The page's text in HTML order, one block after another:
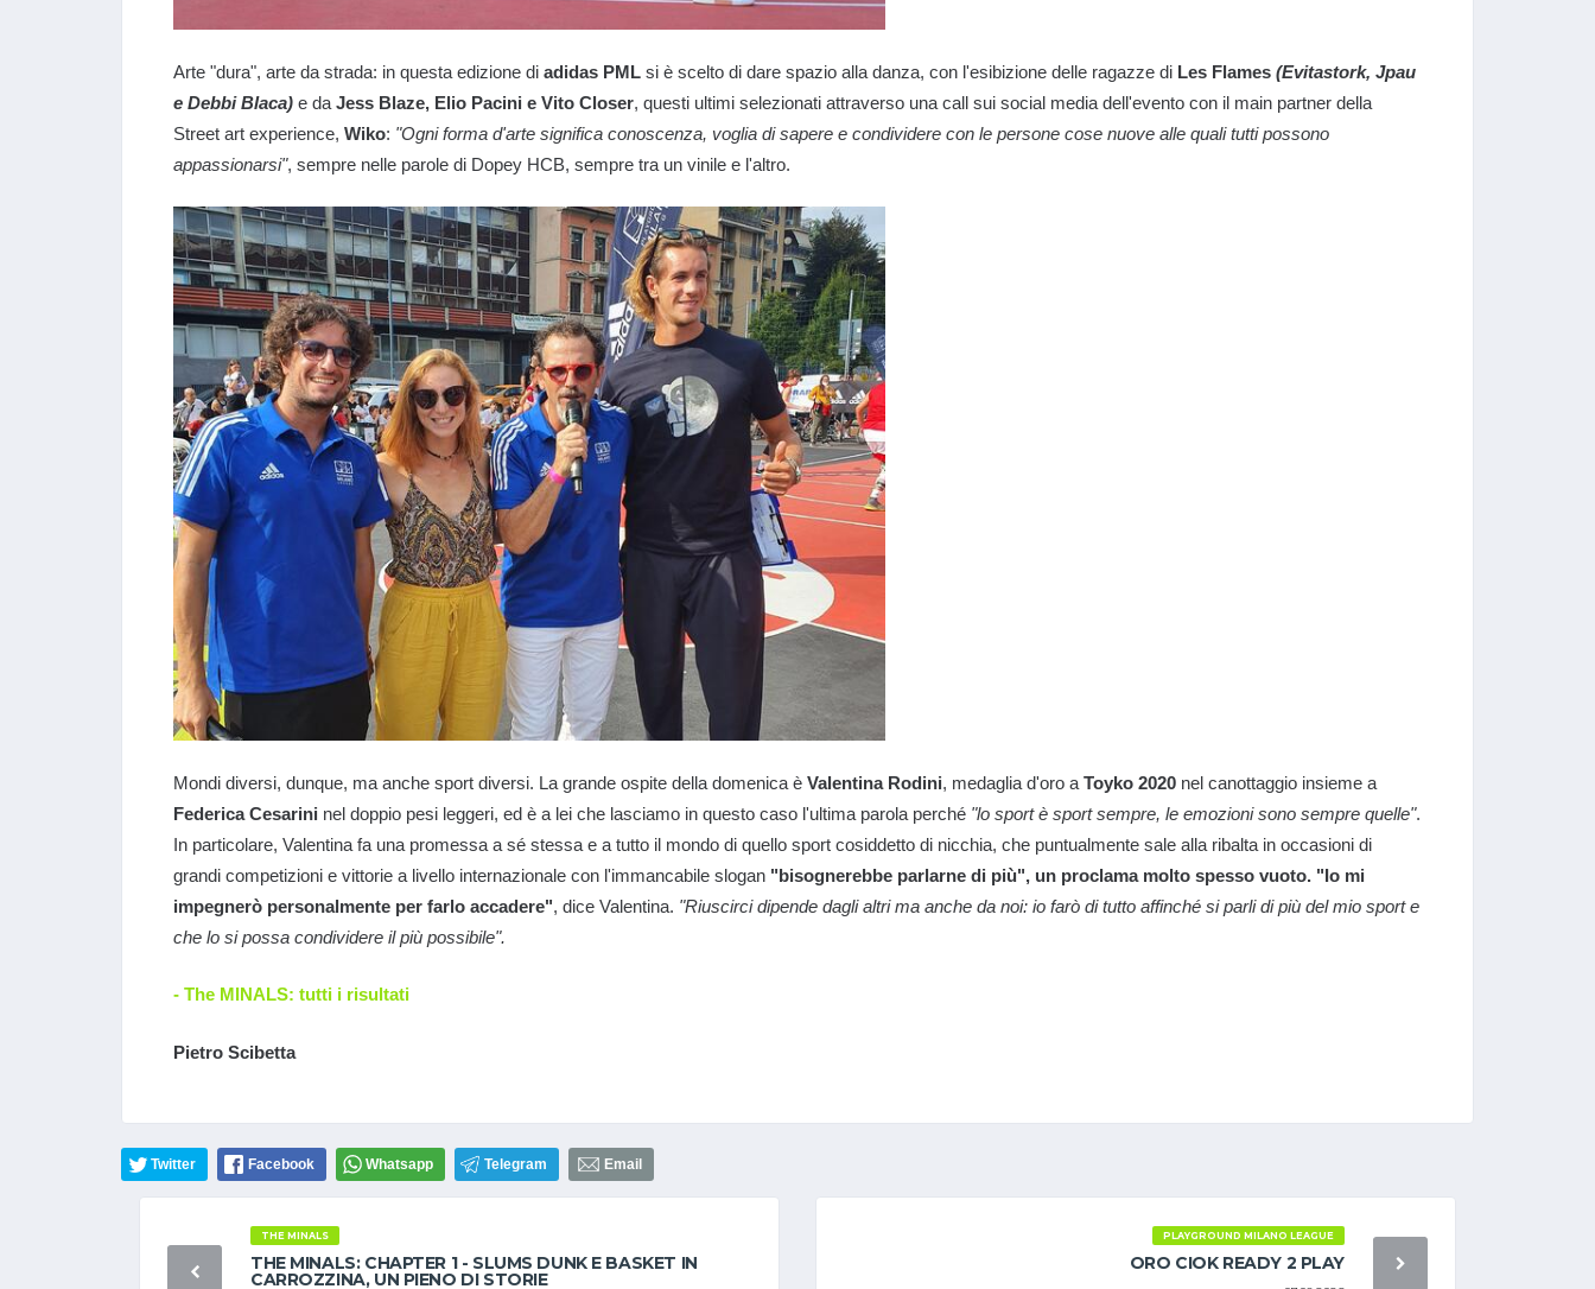
Arte "dura", arte da strada: in questa edizione di adidas PML si è scelto di dare spazio alla danza, con l'esibizione delle ragazze di Les Flames (Evitastork, Jpau
e Debbi Blaca) e da Jess Blaze, Elio Pacini e Vito Closer, questi ultimi selezionati attraverso una call sui social media dell'evento con il main partner della
Street art experience, Wiko: "Ogni forma d'arte significa conoscenza, voglia di sapere e condividere con le persone cose nuove alle quali tutti possono
appassionarsi", sempre nelle parole di Dopey HCB, sempre tra un vinile e l'altro.
Mondi diversi, dunque, ma anche sport diversi. La grande ospite della domenica è Valentina Rodini, medaglia d'oro a Toyko 2020 nel canottaggio insieme a
Federica Cesarini nel doppio pesi leggeri, ed è a lei che lasciamo in questo caso l'ultima parola perché "lo sport è sport sempre, le emozioni sono sempre quelle".
In particolare, Valentina fa una promessa a sé stessa e a tutto il mondo di quello sport cosiddetto di nicchia, che puntualmente sale alla ribalta in occasioni di
grandi competizioni e vittorie a livello internazionale con l'immancabile slogan "bisognerebbe parlarne di più", un proclama molto spesso vuoto. "Io mi
impegnerò personalmente per farlo accadere", dice Valentina. "Riuscirci dipende dagli altri ma anche da noi: io farò di tutto affinché si parli di più del mio sport e
che lo si possa condividere il più possibile".
- The MINALS: tutti i risultati
Pietro Scibetta
Twitter Facebook Whatsapp Telegram Email
THE MINALS
THE MINALS: CHAPTER 1 - SLUMS DUNK E BASKET IN
CARROZZINA, UN PIENO DI STORIE
PLAYGROUND MILANO LEAGUE
ORO CIOK READY 2 PLAY